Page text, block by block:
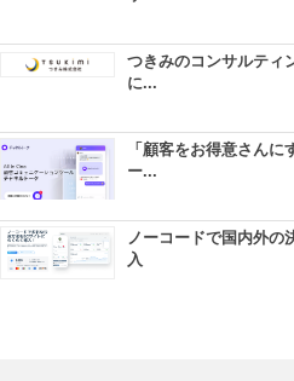
つきみのコンサルティ
に...
「顧客をお得意さん
ー...
ノーコードで国内外の
入